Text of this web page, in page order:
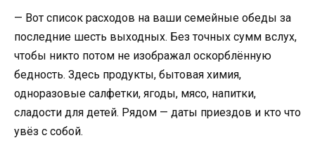
— Вот список расходов на ваши семейные обеды за
последние шесть выходных. Без точных сумм вслух,
чтобы никто потом не изображал оскорблённую
бедность. Здесь продукты, бытовая химия,
одноразовые салфетки, ягоды, мясо, напитки,
сладости для детей. Рядом — даты приездов и кто что
увёз с собой.